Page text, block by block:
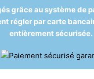
grâce au système de
régler par carte
entièrement sécurisée.